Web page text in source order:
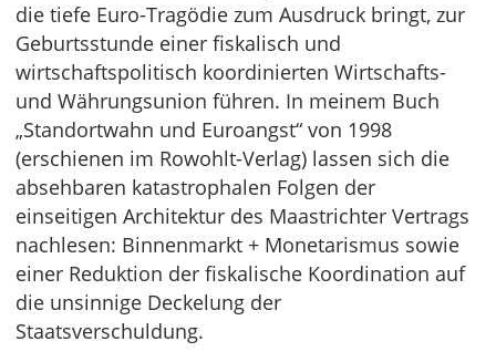
die tiefe Euro-Tragödie zum Ausdruck bringt, zur
Geburtsstunde einer fiskalisch und
wirtschaftspolitisch koordinierten Wirt­schafts-
und Währungsunion führen. In meinem Buch
„Standortwahn und Euroangst“ von 1998
(erschienen im Rowohlt-Verlag) lassen sich die
absehbaren katastrophalen Folgen der
einseitigen Architektur des Maastrichter Vertrags
nachlesen: Binnenmarkt + Monetarismus sowie
einer Reduktion der fiskalische Koordination auf
die unsinnige Deckelung der
Staatsverschuldung.